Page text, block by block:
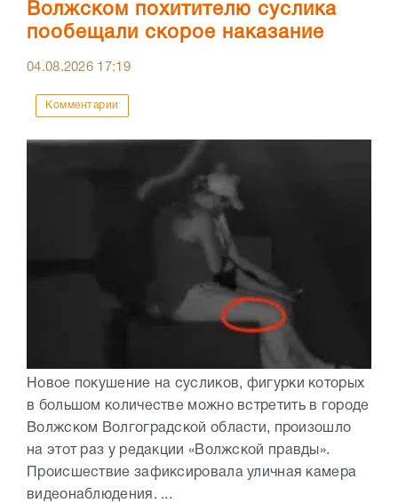
Волжском похитителю суслика
пообещали скорое наказание
04.08.2026 17:19
Комментарии
Новое покушение на сусликов, фигурки которых
в большом количестве можно встретить в городе
Волжском Волгоградской области, произошло
на этот раз у редакции «Волжской правды».
Происшествие зафиксировала уличная камера
видеонаблюдения. ...